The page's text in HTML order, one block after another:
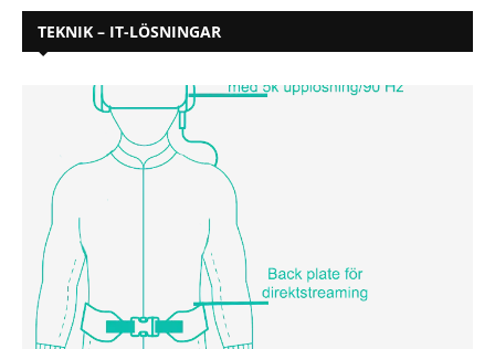
TEKNIK – IT-LÖSNINGAR